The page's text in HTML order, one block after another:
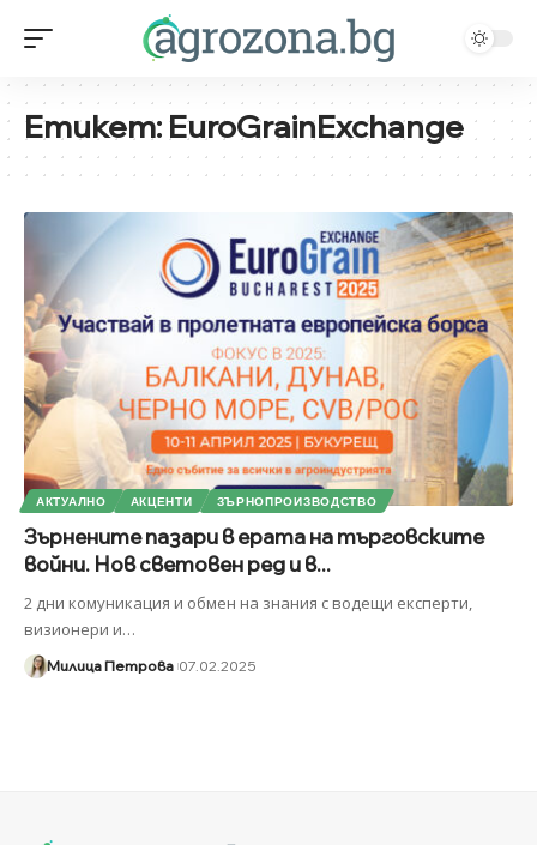
Етикет:EuroGrainExchange
АКТУАЛНО АКЦЕНТИ ЗЪРНОПРОИЗВОДСТВО
Зърнените пазари в ерата на търговските
войни. Нов световен ред и в...
2 дни комуникация и обмен на знания с водещи експерти,
визионери и…
Милица Петрова 07.02.2025